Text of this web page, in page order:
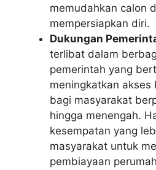
memudahkan calon
mempersiapkan diri.
Dukungan
terlibat dalam
pemerintah yang
meningkatkan akses
bagi masyarakat
hingga menengah.
kesempatan yang
masyarakat untuk
pembiayaan